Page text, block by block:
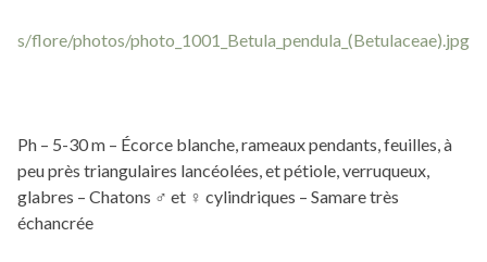
Ph – 5-30 m – Écorce blanche, rameaux pendants, feuilles, à
peu près triangulaires lancéolées, et pétiole, verruqueux,
glabres – Chatons ♂ et ♀ cylindriques – Samare très
échancrée